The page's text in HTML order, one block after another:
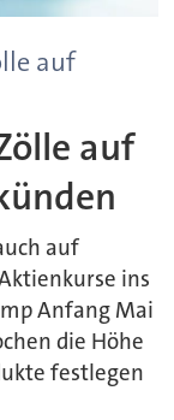
auf
auf
auf
ins
Anfang Mai
die Höhe
festlegen